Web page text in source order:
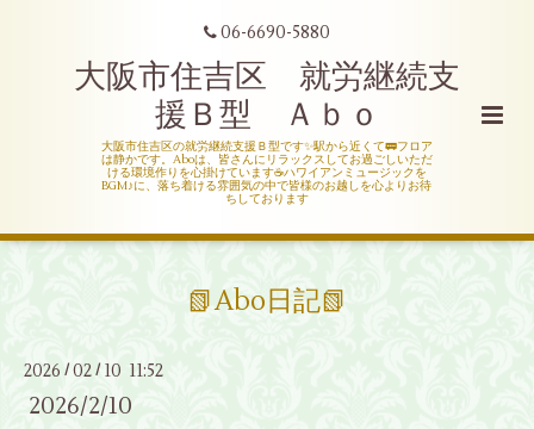
06-6690-5880
大阪市住吉区 就労継続支
援Ｂ型 Ａｂｏ
大阪市住吉区の就労継続支援Ｂ型です✨駅から近くて🚃フロア
は静かです。Aboは、皆さんにリラックスしてお過ごしいただ
ける環境作りを心掛けています☕ハワイアンミュージックを
BGM♪に、落ち着ける雰囲気の中で皆様のお越しを心よりお待
ちしております
📗Abo日記📗
2026 / 02 / 10 11:52
2026/2/10